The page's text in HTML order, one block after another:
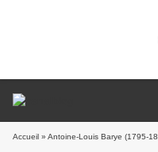
Accueil » Antoine-Louis Barye (1795-